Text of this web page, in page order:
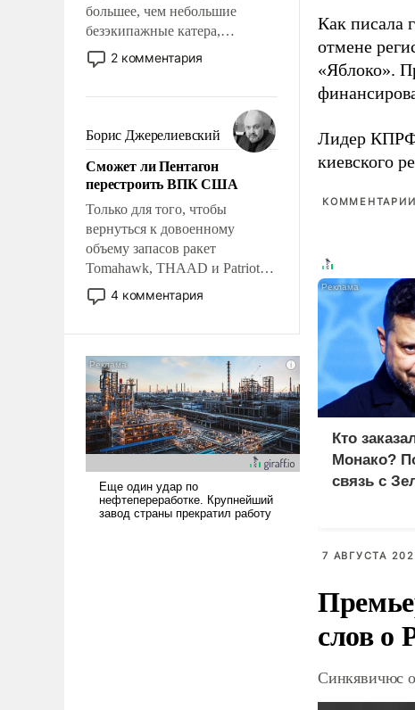
большее, чем небольшие
безэкипажные катера,
применение которых уже
стало обыденностью. Задача по
сложна и амбициозна. Однако
и ее реализация радикально
поднимет наши боевые
возможности.
2 комментария
Борис Джерелиевский
Сможет ли Пентагон
перестроить ВПК США
Только для того, чтобы
вернуться к довоенному
объему запасов ракет
Tomahawk, THAAD и Patriot
США потребуется более трех
лет. Даже небольшая война с
Сложившаяся ситуация
означает многолетний период
уязвимости США, например,
перед Китаем.
4 комментария
Как писала
отмене
«Яблоко».
Лидер
киевского
Кто
Монако?
связь с
7 АВГУСТА
слов о
Синкявичюс